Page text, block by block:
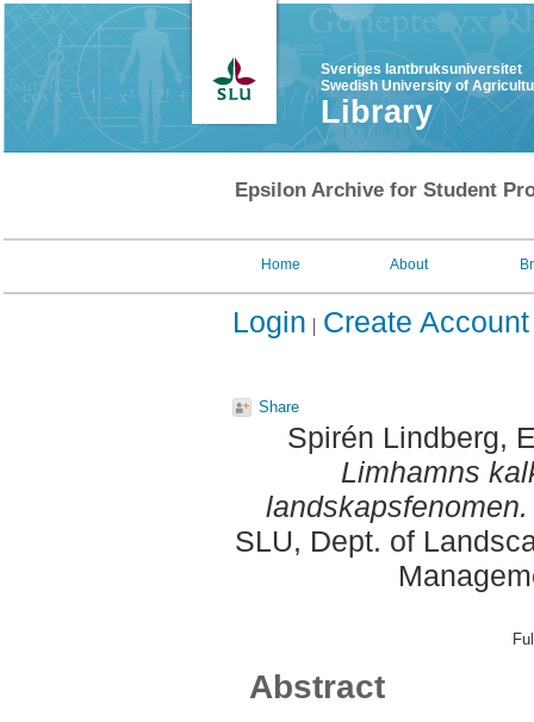
Sveriges lantbruksuniversitet
Swedish University of
Library
Epsilon Archive for Student
Home About
Login Create Account
Share
Spirén Lindberg,
Limhamns
landskapsfenomen.
SLU, Dept. of
Abstract